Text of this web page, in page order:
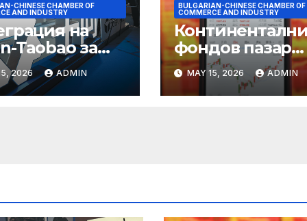
CHINESE CHAMBER OF
AND INDUSTRY
на
Taobao за
на
618
2026 ADMIN
BULGARIAN-CHINESE CHAMBER OF
COMMERCE AND INDUSTRY
фондов пазар
достига 11-
годишен връх
MAY 15, 2026 ADMIN